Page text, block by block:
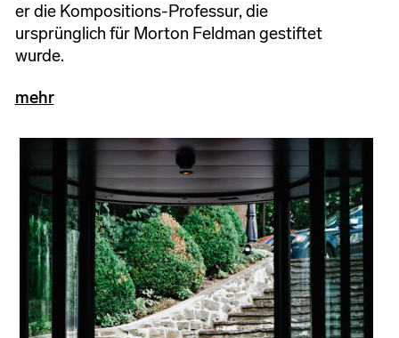
er die Kompositions-Professur, die
ursprünglich für Morton Feldman gestiftet
wurde.
mehr